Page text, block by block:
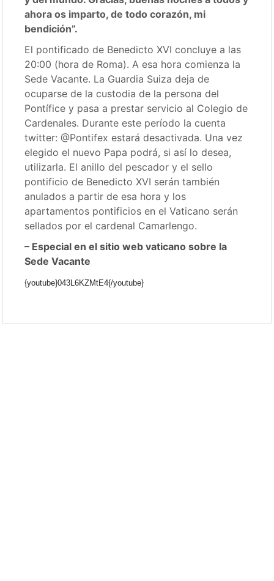
ahora os imparto, de todo corazón, mi
bendición”.
El pontificado de Benedicto XVI concluye a las
20:00 (hora de Roma). A esa hora comienza la
Sede Vacante. La Guardia Suiza deja de
ocuparse de la custodia de la persona del
Pontífice y pasa a prestar servicio al Colegio de
Cardenales. Durante este período la cuenta
twitter: @Pontifex estará desactivada. Una vez
elegido el nuevo Papa podrá, si así lo desea,
utilizarla. El anillo del pescador y el sello
pontificio de Benedicto XVI serán también
anulados a partir de esa hora y los
apartamentos pontificios en el Vaticano serán
sellados por el cardenal Camarlengo.
– Especial en el sitio web vaticano sobre la
Sede Vacante
{youtube}043L6KZMtE4{/youtube}